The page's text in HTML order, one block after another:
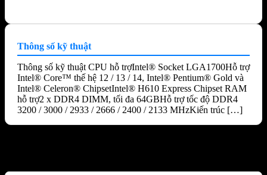
Thông số kỹ thuật
Thông số kỹ thuật CPU hỗ trợIntel® Socket LGA1700Hỗ trợ
Intel® Core™ thế hệ 12 / 13 / 14, Intel® Pentium® Gold và
Intel® Celeron® ChipsetIntel® H610 Express Chipset RAM
hỗ trợ2 x DDR4 DIMM, tối đa 64GBHỗ trợ tốc độ DDR4
3200 / 3000 / 2933 / 2666 / 2400 / 2133 MHzKiến trúc […]